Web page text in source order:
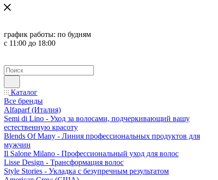
график работы: по будням
с 11:00 до 18:00
Каталог
Все бренды
Alfaparf (Италия)
Semi di Lino - Уход за волосами, подчеркивающий вашу
естественную красоту
Blends Of Many - Линия профессиональных продуктов для
мужчин
Il Salone Milano - Профессиональный уход для волос
Lisse Design - Трансформация волос
Style Stories - Укладка с безупречным результатом